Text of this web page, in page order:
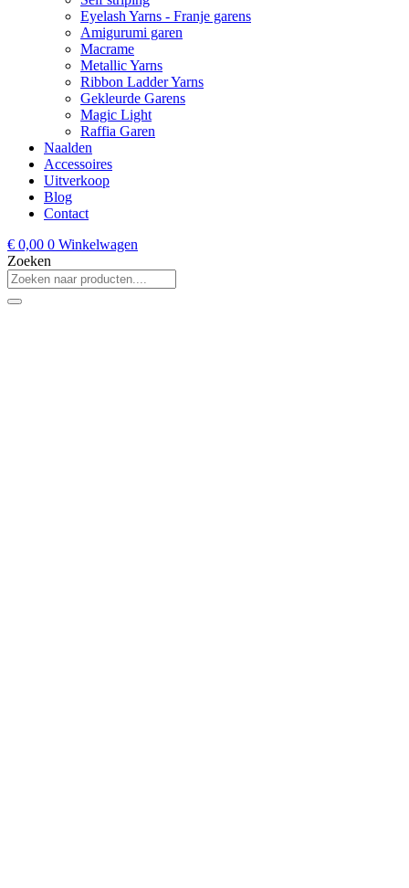
Eyelash Yarns - Franje garens
Amigurumi garen
Macrame
Metallic Yarns
Ribbon Ladder Yarns
Gekleurde Garens
Magic Light
Raffia Garen
Naalden
Accessoires
Uitverkoop
Blog
Contact
€ 0,00 0 Winkelwagen
Zoeken